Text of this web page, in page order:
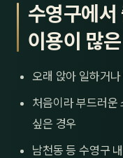
수영구에서
이용이 많
오래 앉아 일하거
처음이라 부드러운
싶은 경우
남천동 등 수영구